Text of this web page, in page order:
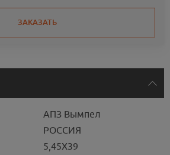
ЗАКАЗАТЬ
АПЗ Вымпел
РОССИЯ
5,45Х39